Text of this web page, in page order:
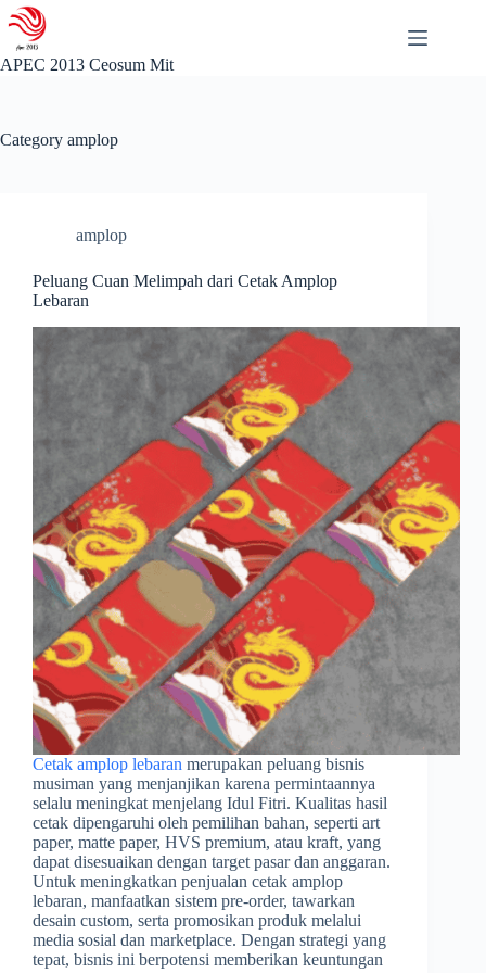
Skip
to
content
APEC 2013 Ceosum Mit
Category amplop
amplop
Peluang Cuan Melimpah dari Cetak Amplop
Lebaran
Cetak amplop lebaran merupakan peluang bisnis
musiman yang menjanjikan karena permintaannya
selalu meningkat menjelang Idul Fitri. Kualitas hasil
cetak dipengaruhi oleh pemilihan bahan, seperti art
paper, matte paper, HVS premium, atau kraft, yang
dapat disesuaikan dengan target pasar dan anggaran.
Untuk meningkatkan penjualan cetak amplop
lebaran, manfaatkan sistem pre-order, tawarkan
desain custom, serta promosikan produk melalui
media sosial dan marketplace. Dengan strategi yang
tepat, bisnis ini berpotensi memberikan keuntungan